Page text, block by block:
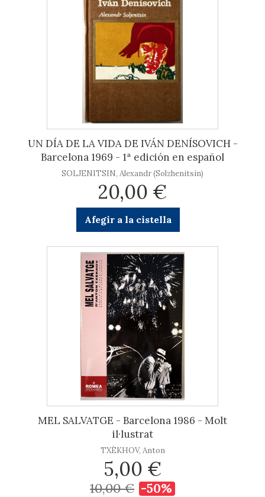
UN DÍA DE LA VIDA DE IVÁN DENÍSOVICH -
Barcelona 1969 - 1ª edición en español
SOLJENITSIN, Alexandr (Solzhenitsin)
20,00 €
Afegir a la cistella
MEL SALVATGE - Barcelona 1986 - Molt
il·lustrat
TXÈKHOV, Anton
5,00 €
10,00 € -50%